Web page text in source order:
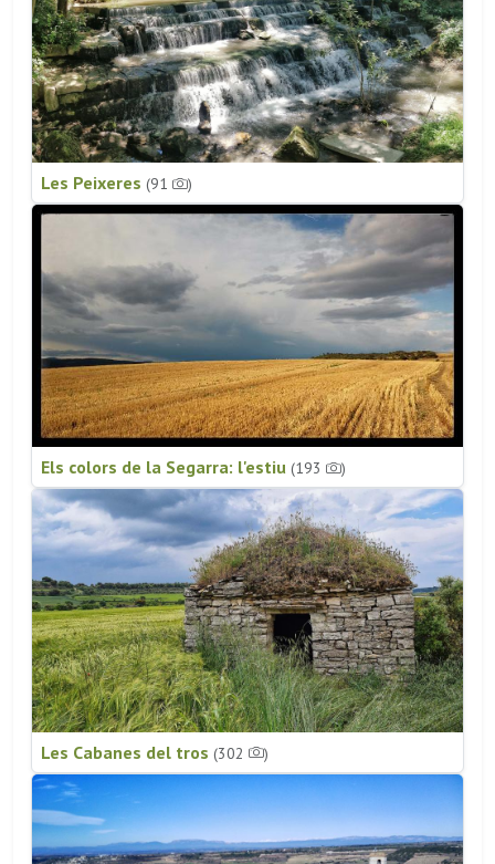
Les Peixeres (91 )
Els colors de la Segarra: l'estiu (193 )
Les Cabanes del tros (302 )